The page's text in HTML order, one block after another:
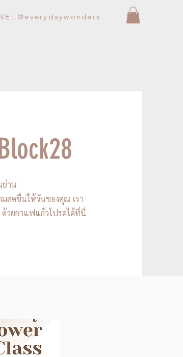
@everydaywonders
ย่าน
สดชื่นให้วันของคุณ เรา
วยกาแฟแก้วโปรดได้ที่นี่